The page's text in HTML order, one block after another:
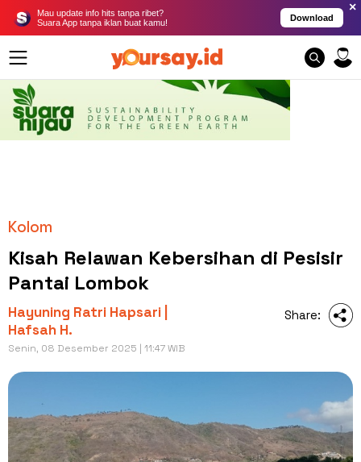
Mau update info hits tanpa ribet?
Suara App tanpa iklan buat kamu!
Download
×
Kolom
Kisah Relawan Kebersihan di Pesisir
Pantai Lombok
Hayuning Ratri Hapsari |
Hafsah H.
Senin, 08 Desember 2025 | 11:47 WIB
Share: